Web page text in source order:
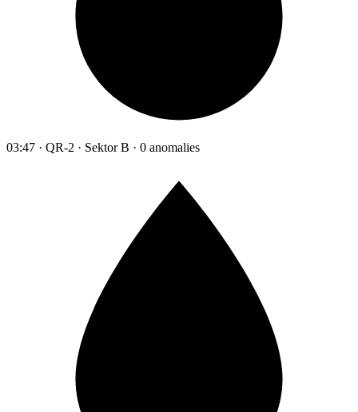
03:47 · QR-2 · Sektor B · 0 anomalies